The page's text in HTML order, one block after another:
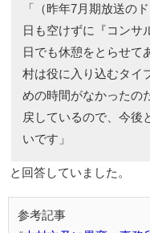
「（昨年7月期放送の
日も空けずに『コンサ
日でも休憩をとらせて
村は役に入り込むタイ
めの時間がなかったの
戻しているので、今後
いです」
と回答していました。